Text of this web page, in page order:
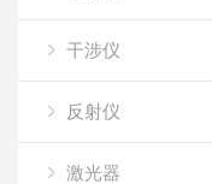
干涉仪
反射仪
激光器